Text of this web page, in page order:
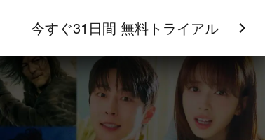
今すぐ31日間 無料トライアル